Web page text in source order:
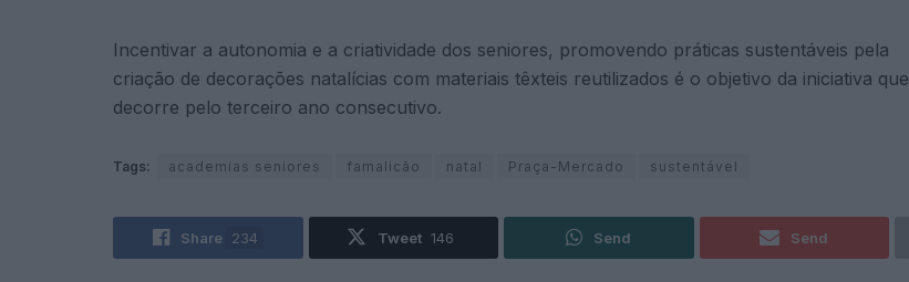
Incentivar a autonomia e a criatividade dos seniores, promovendo práticas sustentáveis pela
criação de decorações natalícias com materiais têxteis reutilizados é o objetivo da iniciativa que
decorre pelo terceiro ano consecutivo.
Tags: academias seniores famalicão natal Praça-Mercado sustentável
Share 234 Tweet 146 Send Send